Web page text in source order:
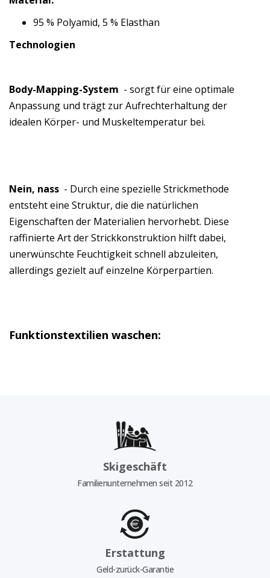
95 % Polyamid, 5 % Elasthan
Technologien
Body-Mapping-System - sorgt für eine optimale
Anpassung und trägt zur Aufrechterhaltung der
idealen Körper- und Muskeltemperatur bei.
Nein, nass - Durch eine spezielle Strickmethode
entsteht eine Struktur, die die natürlichen
Eigenschaften der Materialien hervorhebt. Diese
raffinierte Art der Strickkonstruktion hilft dabei,
unerwünschte Feuchtigkeit schnell abzuleiten,
allerdings gezielt auf einzelne Körperpartien.
Funktionstextilien waschen:
Skigeschäft
Familienunternehmen seit 2012
Erstattung
Geld-zurück-Garantie